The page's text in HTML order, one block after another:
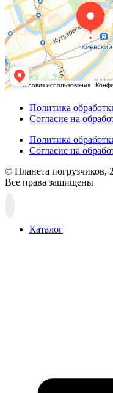
Политика
Согласие на
Политика
Согласие на
© Планета погрузчиков,
Все права защищены
Каталог